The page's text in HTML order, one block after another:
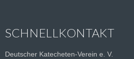
SCHNELLKONTAKT
Deutscher Katecheten-Verein e. V.